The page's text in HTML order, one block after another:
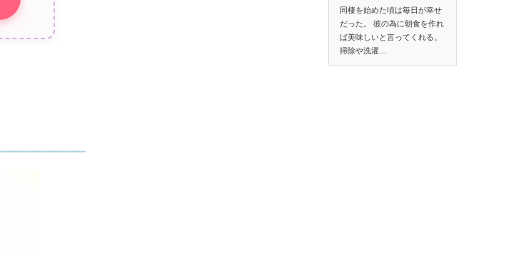
同棲を始めた頃は毎日が幸せ
だった。 彼の為に朝食を作れ
ば美味しいと言ってくれる。
掃除や洗濯…